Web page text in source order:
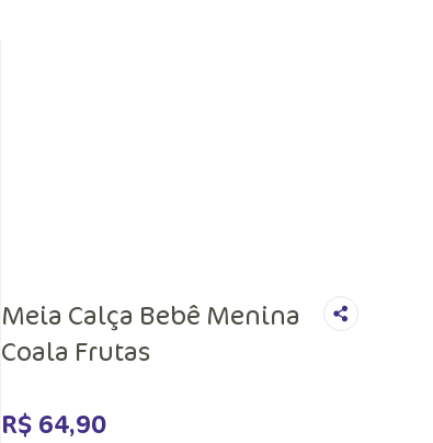
Meia Calça Bebê Menina
Coala Frutas
R$ 64,90